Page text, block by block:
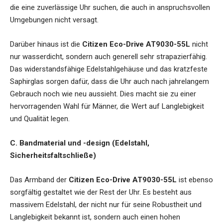
die eine zuverlässige Uhr suchen, die auch in anspruchsvollen
Umgebungen nicht versagt.
Darüber hinaus ist die Citizen Eco-Drive AT9030-55L nicht
nur wasserdicht, sondern auch generell sehr strapazierfähig.
Das widerstandsfähige Edelstahlgehäuse und das kratzfeste
Saphirglas sorgen dafür, dass die Uhr auch nach jahrelangem
Gebrauch noch wie neu aussieht. Dies macht sie zu einer
hervorragenden Wahl für Männer, die Wert auf Langlebigkeit
und Qualität legen.
C. Bandmaterial und -design (Edelstahl,
Sicherheitsfaltschließe)
Das Armband der Citizen Eco-Drive AT9030-55L ist ebenso
sorgfältig gestaltet wie der Rest der Uhr. Es besteht aus
massivem Edelstahl, der nicht nur für seine Robustheit und
Langlebigkeit bekannt ist, sondern auch einen hohen